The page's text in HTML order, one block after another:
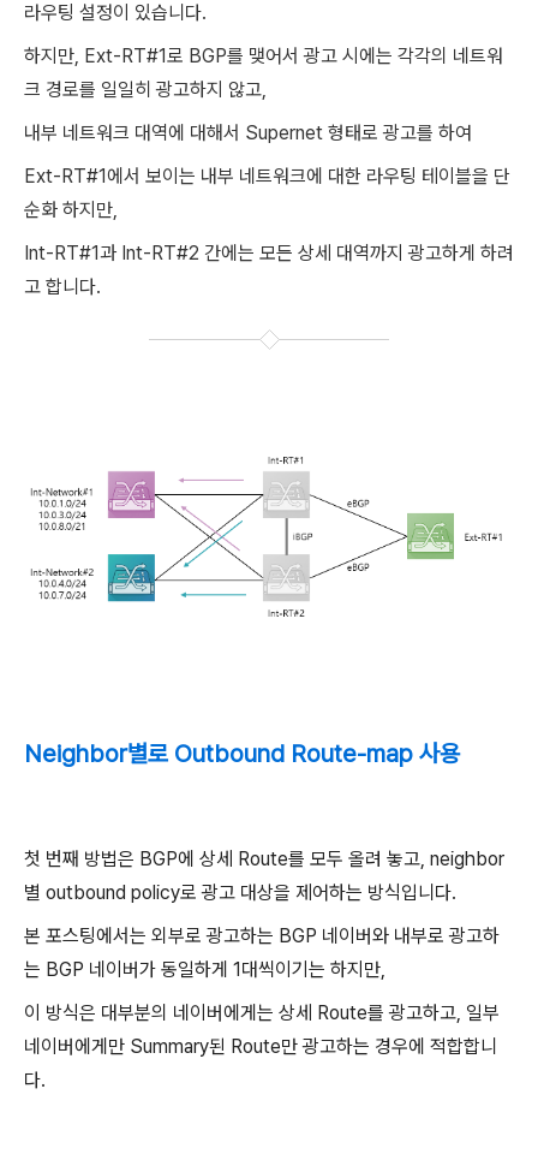
라우팅 설정이 있습니다.
하지만, Ext-RT#1로 BGP를 맺어서 광고 시에는 각각의 네트워
크 경로를 일일히 광고하지 않고,
내부 네트워크 대역에 대해서 Supernet 형태로 광고를 하여
Ext-RT#1에서 보이는 내부 네트워크에 대한 라우팅 테이블을 단
순화 하지만,
Int-RT#1과 Int-RT#2 간에는 모든 상세 대역까지 광고하게 하려
고 합니다.
Neighbor별로 Outbound Route-map 사용
첫 번째 방법은 BGP에 상세 Route를 모두 올려 놓고, neighbor
별 outbound policy로 광고 대상을 제어하는 방식입니다.
본 포스팅에서는 외부로 광고하는 BGP 네이버와 내부로 광고하
는 BGP 네이버가 동일하게 1대씩이기는 하지만,
이 방식은 대부분의 네이버에게는 상세 Route를 광고하고, 일부
네이버에게만 Summary된 Route만 광고하는 경우에 적합합니
다.